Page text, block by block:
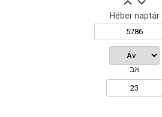
Héber naptár
אב